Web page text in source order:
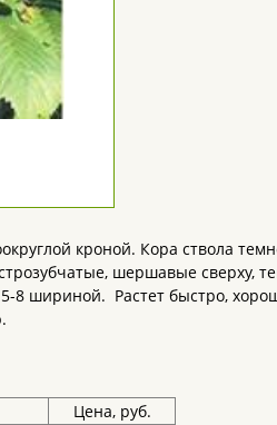
кроной. Кора ствола
шершавые сверху,
шириной. Растет быстро,
Цена, руб.